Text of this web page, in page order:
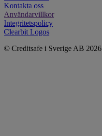
Kontakta oss
Användarvillkor
Integritetspolicy
Clearbit Logos
© Creditsafe i Sverige AB 2026